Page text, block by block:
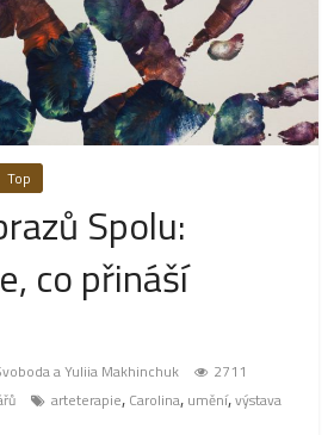
Top
Spolu:
co přináší
a Yuliia Makhinchuk
2711
arteterapie, Carolina, umění,výstava